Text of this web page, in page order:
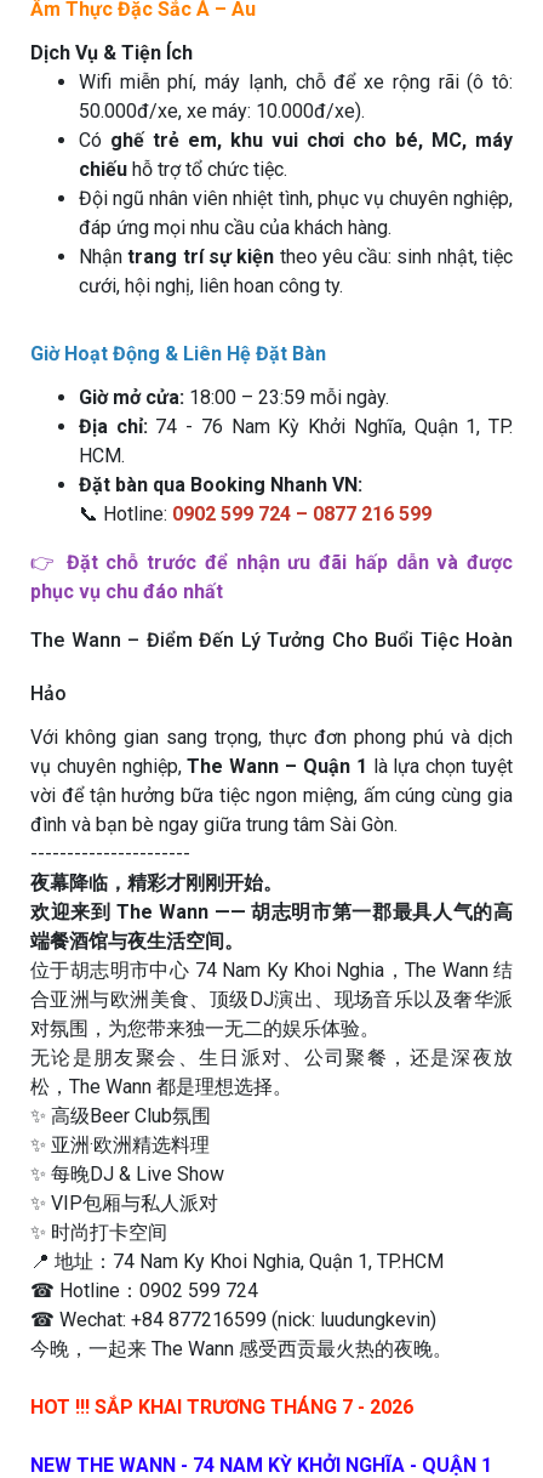
Ẩm Thực Đặc Sắc Á – Âu
Dịch Vụ & Tiện Ích
Wifi miễn phí, máy lạnh, chỗ để xe rộng rãi (ô tô:
50.000đ/xe, xe máy: 10.000đ/xe).
Có ghế trẻ em, khu vui chơi cho bé, MC, máy
chiếu hỗ trợ tổ chức tiệc.
Đội ngũ nhân viên nhiệt tình, phục vụ chuyên nghiệp,
đáp ứng mọi nhu cầu của khách hàng.
Nhậntrang trí sự kiện theo yêu cầu: sinh nhật, tiệc
cưới, hội nghị, liên hoan công ty.
Giờ Hoạt Động & Liên Hệ Đặt Bàn
Giờ mở cửa: 18:00 – 23:59 mỗi ngày.
Địa chỉ:74 - 76 Nam Kỳ Khởi Nghĩa, Quận 1, TP.
HCM.
Đặt bàn qua Booking Nhanh VN:
📞 Hotline: 0902 599 724 – 0877 216 599
👉 Đặt chỗ trước để nhận ưu đãi hấp dẫn và được
phục vụ chu đáo nhất
The Wann – Điểm Đến Lý Tưởng Cho Buổi Tiệc Hoàn
Hảo
Với không gian sang trọng, thực đơn phong phú và dịch
vụ chuyên nghiệp,The Wann – Quận 1 là lựa chọn tuyệt
vời để tận hưởng bữa tiệc ngon miệng, ấm cúng cùng gia
đình và bạn bè ngay giữa trung tâm Sài Gòn.
----------------------
夜幕降临，精彩才刚刚开始。
欢迎来到 The Wann —— 胡志明市第一郡最具人气的高
端餐酒馆与夜生活空间。
位于胡志明市中心 74 Nam Ky Khoi Nghia，The Wann 结
合亚洲与欧洲美食、顶级DJ演出、现场音乐以及奢华派
对氛围，为您带来独一无二的娱乐体验。
无论是朋友聚会、生日派对、公司聚餐，还是深夜放
松，The Wann 都是理想选择。
✨ 高级Beer Club氛围
✨ 亚洲·欧洲精选料理
✨ 每晚DJ & Live Show
✨ VIP包厢与私人派对
✨ 时尚打卡空间
📍 地址：74 Nam Ky Khoi Nghia, Quận 1, TP.HCM
☎ Hotline：0902 599 724
☎ Wechat: +84 877216599 (nick: luudungkevin)
今晚，一起来 The Wann 感受西贡最火热的夜晚。
HOT !!! SẮP KHAI TRƯƠNG THÁNG 7 - 2026
NEW THE WANN - 74 NAM KỲ KHỞI NGHĨA - QUẬN 1